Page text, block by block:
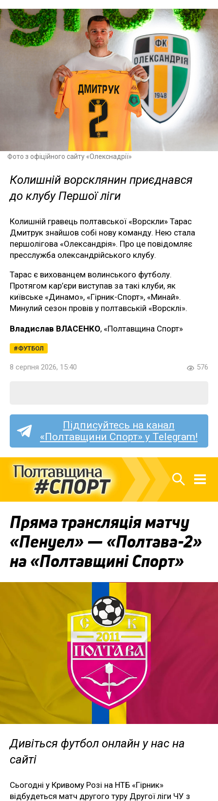
Фото з офіційного сайту «Олекснадрії»
Колишній ворсклянин приєднався
до клубу Першої ліги
Колишній гравець полтавської «Ворскли» Тарас
Дмитрук знайшов собі нову команду. Нею стала
першолігова «Олександрія». Про це повідомляє
пресслужба олександрійського клубу.
Тарас є вихованцем волинського футболу.
Протягом кар’єри виступав за такі клуби, як
київське «Динамо», «Гірник-Спорт», «Минай».
Минулий сезон провів у полтавській «Ворсклі».
Владислав ВЛАСЕНКО, «Полтавщина Спорт»
ФУТБОЛ
8 серпня 2026, 15:40 576
Підписуйтесь на канал
«Полтавщини Спорт» у Telegram!
Пряма трансляція матчу
«Пенуел» — «Полтава-2»
на «Полтавщині Спорт»
Дивіться футбол онлайн у нас на
сайті
Сьогодні у Кривому Розі на НТБ «Гірник»
відбудеться матч другого туру Другої ліги ЧУ з